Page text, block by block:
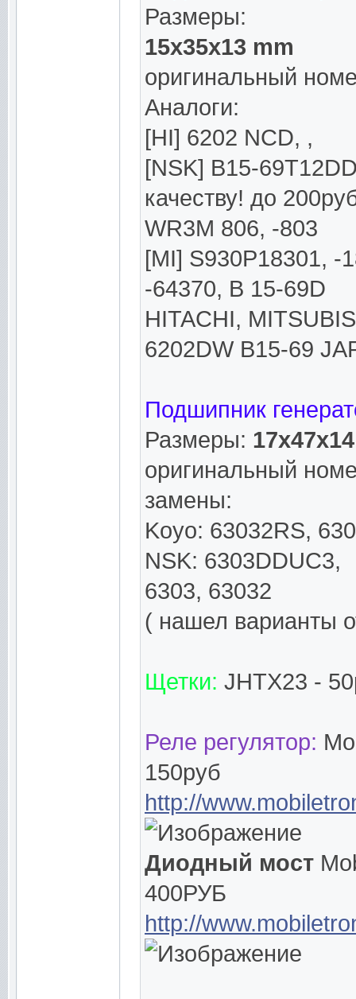
Размеры:
15x35x13 mm
оригинальный
Аналоги:
[HI] 6202 NCD, ,
[NSK] B15-
качеству! до
WR3M 806, -803
[MI] S930P18301, -
-64370, B 15-69D
HITACHI,
6202DW B15-69
Подшипник
Размеры:
оригинальный
замены:
Koyo: 63032RS,
NSK: 6303DDUC3,
6303, 63032
( нашел варианты
Щетки: JHTX23 -
Реле регулятор:
150руб
http://
Диодный мост
400РУБ
http://